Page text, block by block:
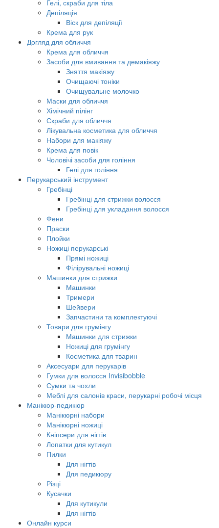
Гелі, скраби для тіла
Депіляція
Віск для депіляції
Крема для рук
Догляд для обличчя
Крема для обличчя
Засоби для вмивання та демакіяжу
Зняття макіяжу
Очищаючі тоніки
Очищувальне молочко
Маски для обличчя
Хімічний пілінг
Скраби для обличчя
Лікувальна косметика для обличчя
Набори для макіяжу
Крема для повік
Чоловічі засоби для гоління
Гелі для гоління
Перукарський інструмент
Гребінці
Гребінці для стрижки волосся
Гребінці для укладання волосся
Фени
Праски
Плойки
Ножиці перукарські
Прямі ножиці
Філірувальні ножиці
Машинки для стрижки
Машинки
Тримери
Шейвери
Запчастини та комплектуючі
Товари для грумінгу
Машинки для стрижки
Ножиці для грумінгу
Косметика для тварин
Аксесуари для перукарів
Гумки для волосся Invisibobble
Сумки та чохли
Меблі для салонів краси, перукарні робочі місця
Манікюр-педикюр
Манікюрні набори
Манікюрні ножиці
Кніпсери для нігтів
Лопатки для кутикул
Пилки
Для нігтів
Для педикюру
Різці
Кусачки
Для кутикули
Для нігтів
Онлайн курси